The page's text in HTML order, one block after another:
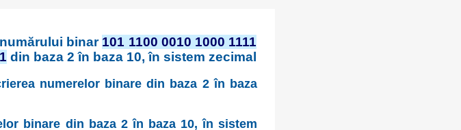
binar 101 1100 0010 1000 1111
din baza 2 în baza 10, în sistem zecimal
numerelor binare din baza 2 în baza
binare din baza 2 în baza 10, în sistem